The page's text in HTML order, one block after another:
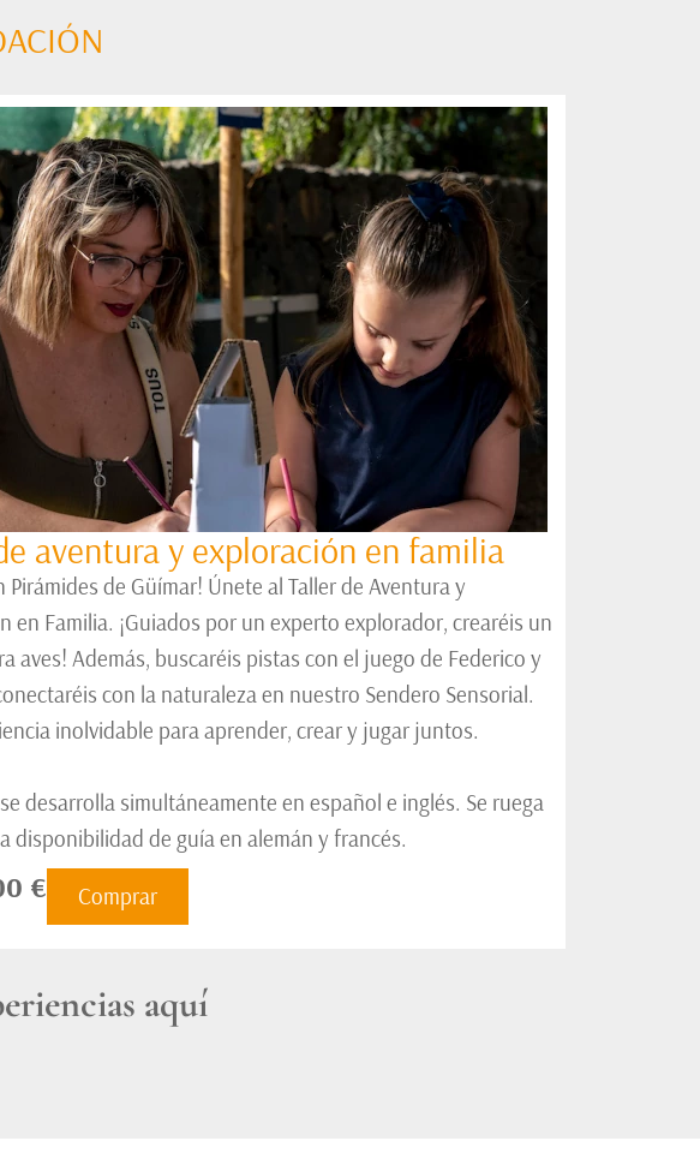
aventura y exploración en familia
Pirámides de Güímar! Únete al Taller de Aventura y
en Familia. ¡Guiados por un experto explorador, crearéis un
aves! Además, buscaréis pistas con el juego de Federico y
con la naturaleza en nuestro Sendero Sensorial.
inolvidable para aprender, crear y jugar juntos.
desarrolla simultáneamente en español e inglés. Se ruega
disponibilidad de guía en alemán y francés.
€ Comprar
aquí